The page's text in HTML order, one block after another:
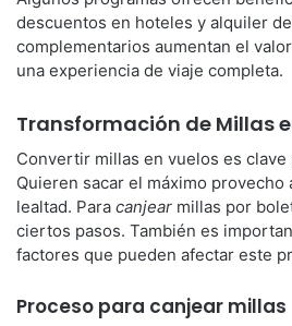
descuentos en hoteles y alquiler
complementarios aumentan el
una experiencia de viaje completa.
Transformación de Millas
Convertir millas en vuelos es clave
Quieren sacar el máximo provecho
lealtad. Para canjear millas por
ciertos pasos. También es
factores que pueden afectar este
Proceso para canjear millas